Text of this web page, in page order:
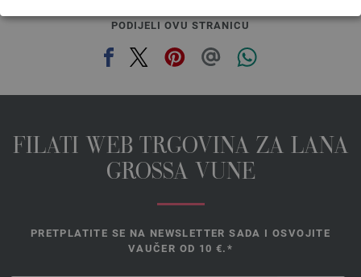
PODIJELI OVU STRANICU
FILATI WEB TRGOVINA ZA LANA
GROSSA VUNE
PRETPLATITE SE NA NEWSLETTER SADA I OSVOJITE
VAUČER OD 10 €.*